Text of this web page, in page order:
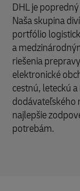
DHL je
Naša skupina
portfólio
a
riešenia
elektronické
cestnú, leteckú
dodávateľského
najlepšie
potrebám.